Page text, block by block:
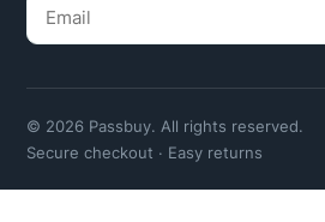
© 2026 Passbuy. All rights reserved.
Secure checkout · Easy returns